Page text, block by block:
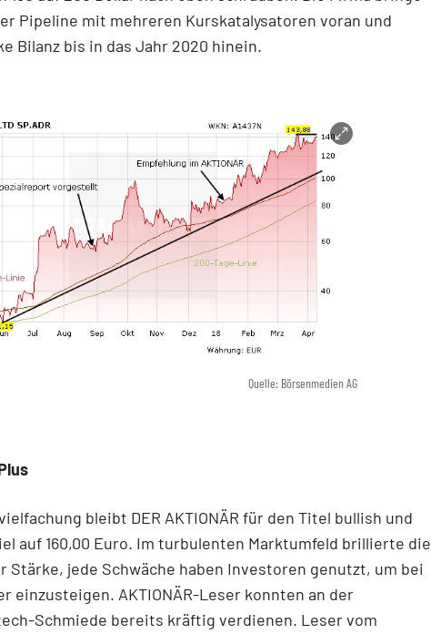
Pipeline mit mehreren Kurskatalysatoren voran und
Bilanz bis in das Jahr 2020 hinein.
Quelle: Börsenmedien AG
bleibt DER AKTIONÄR für den Titel bullish und
auf 160,00 Euro. Im turbulenten Marktumfeld brillierte die
Stärke, jede Schwäche haben Investoren genutzt, um bei
einzusteigen. AKTIONÄR-Leser konnten an der
Schmiede bereits kräftig verdienen. Leser vom